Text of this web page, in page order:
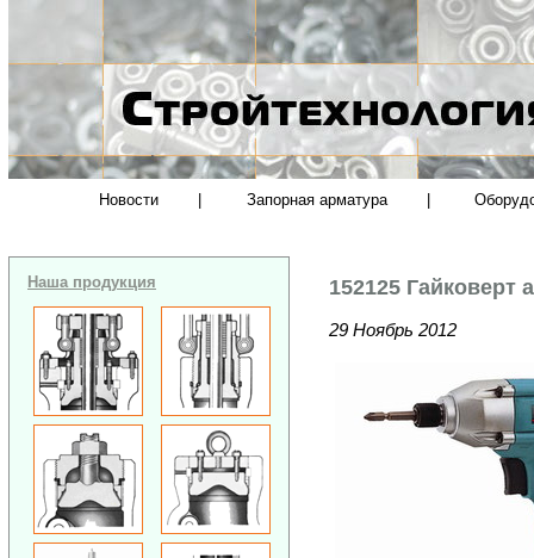
Новости Запорная арматура
Наша продукция 152125 Гайковерт
29 Ноябрь 2012